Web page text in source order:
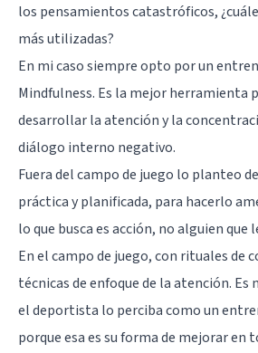
los pensamientos catastróficos,
más utilizadas?
En mi caso siempre opto por un
Mindfulness. Es la mejor herramienta
desarrollar la atención y la
diálogo interno negativo.
Fuera del campo de juego lo planteo
práctica y planificada, para hacerlo
lo que busca es acción, no alguien que
En el campo de juego, con rituales de
técnicas de enfoque de la atención.
el deportista lo perciba como un
porque esa es su forma de mejorar en